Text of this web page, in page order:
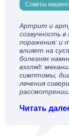
Советы нашего
Артрит и
созвучность
поражения: и
влияет на
болезнях
взгляд:
симптомы,
лечения
рассмотрении.
Читать